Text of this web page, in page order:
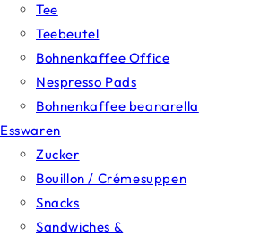
Tee
Teebeutel
Bohnenkaffee Office
Nespresso Pads
Bohnenkaffee beanarella
Esswaren
Zucker
Bouillon / Crémesuppen
Snacks
Sandwiches &